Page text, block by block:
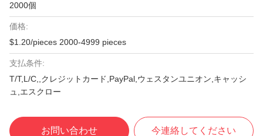
2000個
価格:
$1.20/pieces 2000-4999 pieces
支払条件:
T/T,L/C,,クレジットカード,PayPal,ウェスタンユニオン,キャッシ
ュ,エスクロー
お問い合わせ 今連絡してください